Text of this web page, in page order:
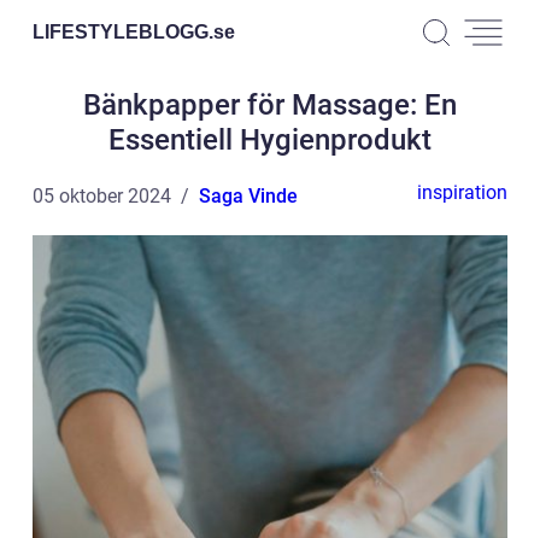
LIFESTYLEBLOGG.se
Bänkpapper för Massage: En
Essentiell Hygienprodukt
05 oktober 2024 Saga Vinde inspiration